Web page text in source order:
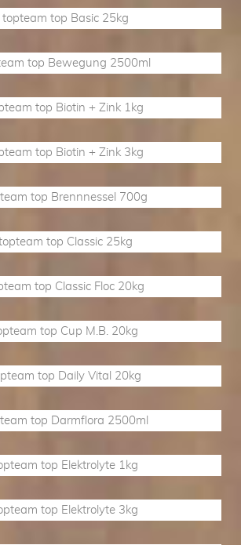
topteam top Basic 25kg
top Bewegung 2500ml
top Biotin + Zink 1kg
top Biotin + Zink 3kg
top Brennnessel 700g
top Classic 25kg
top Classic Floc 20kg
top Cup M.B. 20kg
top Daily Vital 20kg
top Darmflora 2500ml
top Elektrolyte 1kg
top Elektrolyte 3kg